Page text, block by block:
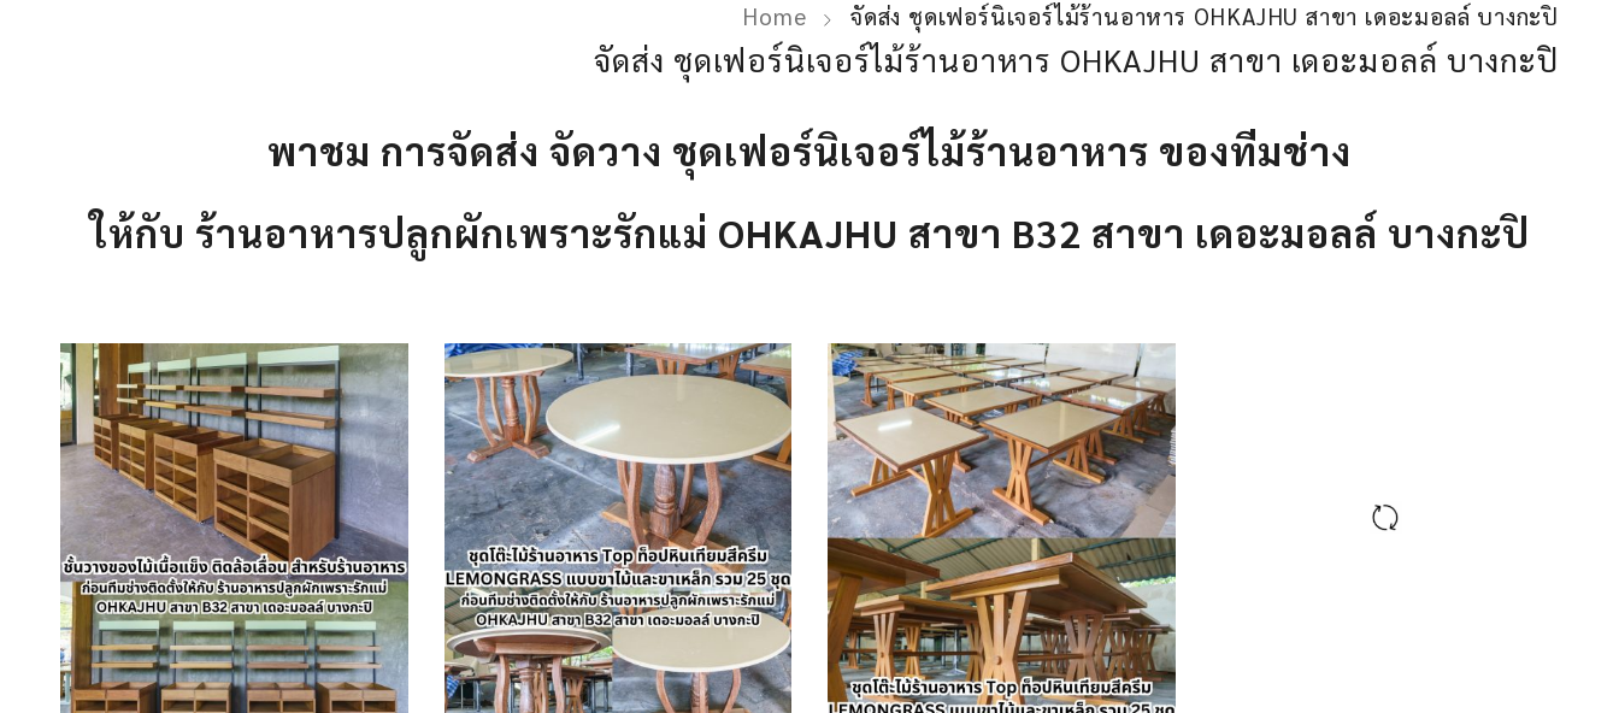
Home จัดส่ง ชุดเฟอร์นิเจอร์ไม้ร้านอาหาร OHKAJHU สาขา เดอะมอลล์ บางกะปิ
จัดส่ง ชุดเฟอร์นิเจอร์ไม้ร้านอาหาร OHKAJHU สาขา เดอะมอลล์ บางกะปิ
พาชม การจัดส่ง จัดวาง ชุดเฟอร์นิเจอร์ไม้ร้านอาหาร ของทีมช่าง
ให้กับ ร้านอาหารปลูกผักเพราะรักแม่ OHKAJHU สาขา B32 สาขา เดอะมอลล์ บางกะปิ